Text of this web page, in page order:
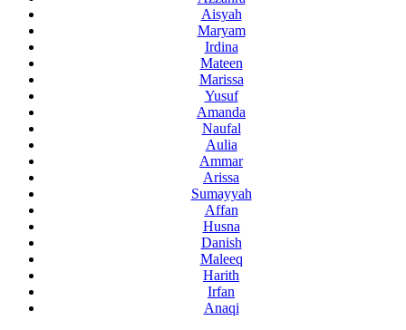
Aisyah
Maryam
Irdina
Mateen
Marissa
Yusuf
Amanda
Naufal
Aulia
Ammar
Arissa
Sumayyah
Affan
Husna
Danish
Maleeq
Harith
Irfan
Anaqi